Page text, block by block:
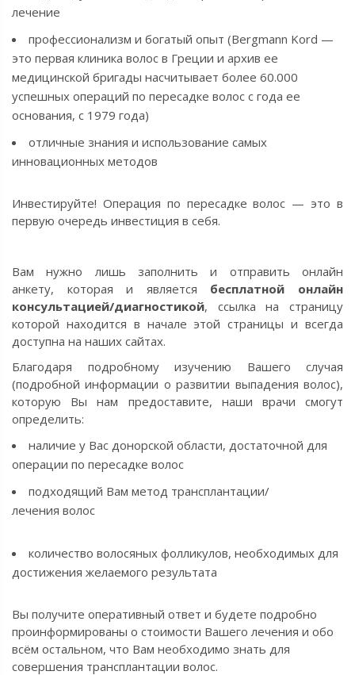
лечение
профессионализм и богатый опыт (Bergmann Kord —
это первая клиника волос в Греции и архив ее
медицинской бригады насчитывает более 60.000
успешных операций по пересадке волос с года ее
основания, с 1979 года)
отличные знания и использование самых
инновационных методов
Инвестируйте! Операция по пересадке волос — это в
первую очередь инвестиция в себя.
Вам нужно лишь заполнить и отправить онлайн
анкету, которая и является бесплатной онлайн
консультацией/диагностикой, ссылка на страницу
которой находится в начале этой страницы и всегда
доступна на наших сайтах.
Благодаря подробному изучению Вашего случая
(подробной информации о развитии выпадения волос),
которую Вы нам предоставите, наши врачи смогут
определить:
наличие у Вас донорской области, достаточной для
операции по пересадке волос
подходящий Вам метод трансплантации/
лечения волос
количество волосяных фолликулов, необходимых для
достижения желаемого результата
Вы получите оперативный ответ и будете подробно
проинформированы о стоимости Вашего лечения и обо
всём остальном, что Вам необходимо знать для
совершения трансплантации волос.